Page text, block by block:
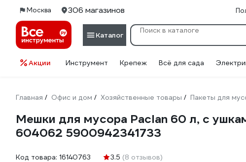
Москва 306 магазинов
Каталог
Акции Инструмент Крепеж Всё для сада
Главная / Офис и дом / Хозяйственные товары / Пакеты для
Мешки для мусора Paclan 60 л, с
604062 5900942341733
Код товара: 16140763 3.5 (8 отзывов)